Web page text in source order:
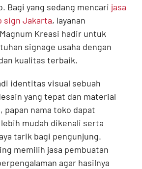
Bagi yang sedang mencari jasa
sign Jakarta, layanan
Kreasi hadir untuk
signage usaha dengan
kualitas terbaik.
identitas visual sebuah
yang tepat dan material
papan nama toko dapat
mudah dikenali serta
tarik bagi pengunjung.
memilih jasa pembuatan
agar hasilnya